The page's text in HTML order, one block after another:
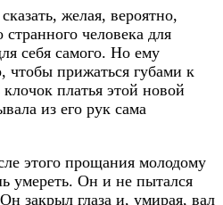
желая, вероятно,
человека для
себя самого. Но ему
чтобы прижаться губами к
платья этой новой
из его рук сама
этого прощания молодому
умереть. Он и не пытался
закрыл глаза и, умирая, вал